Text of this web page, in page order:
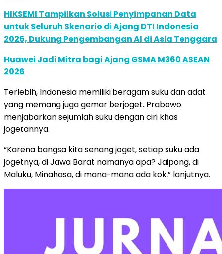
HIKSEMI Tampilkan Solusi Penyimpanan Data
untuk Seluruh Skenario di Ajang DTI Indonesia
2026, Dukung Pengembangan AI di Asia Tenggara
Huawei Jadi Mitra bagi Ajang GSMA M360 ASEAN
2026
Terlebih, Indonesia memiliki beragam suku dan adat
yang memang juga gemar berjoget. Prabowo
menjabarkan sejumlah suku dengan ciri khas
jogetannya.
“Karena bangsa kita senang joget, setiap suku ada
jogetnya, di Jawa Barat namanya apa? Jaipong, di
Maluku, Minahasa, di mana-mana ada kok,” lanjutnya.